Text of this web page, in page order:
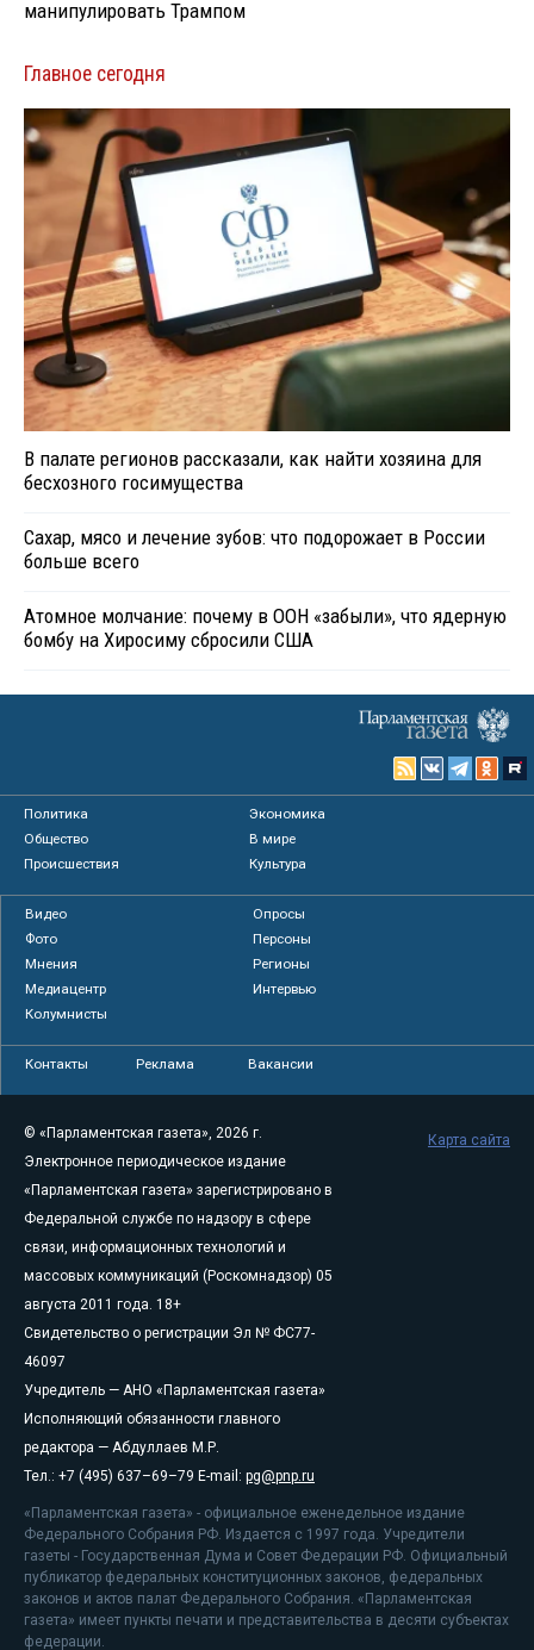
манипулировать Трампом
Главное сегодня
В палате регионов рассказали, как найти хозяина для
бесхозного госимущества
Сахар, мясо и лечение зубов: что подорожает в России
больше всего
Атомное молчание: почему в ООН «забыли», что ядерную
бомбу на Хиросиму сбросили США
Политика
Экономика
Общество
В мире
Происшествия
Культура
Видео
Опросы
Фото
Персоны
Мнения
Регионы
Медиацентр
Интервью
Колумнисты
Контакты Реклама Вакансии
© «Парламентская газета», 2026 г.
Электронное периодическое издание
«Парламентская газета» зарегистрировано в
Федеральной службе по надзору в сфере
связи, информационных технологий и
массовых коммуникаций (Роскомнадзор) 05
августа 2011 года. 18+
Свидетельство о регистрации Эл № ФС77-
46097
Учредитель — АНО «Парламентская газета»
Исполняющий обязанности главного
редактора — Абдуллаев М.Р.
Тел.: +7 (495) 637–69–79 E-mail: pg@pnp.ru
«Парламентская газета» - официальное еженедельное издание
Федерального Собрания РФ. Издается с 1997 года. Учредители
газеты - Государственная Дума и Совет Федерации РФ. Официальный
публикатор федеральных конституционных законов, федеральных
законов и актов палат Федерального Собрания. «Парламентская
газета» имеет пункты печати и представительства в десяти субъектах
федерации.
Карта сайта